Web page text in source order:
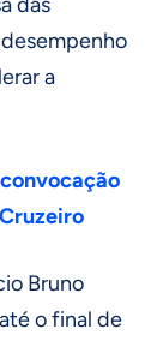
a
Bruno
o final de